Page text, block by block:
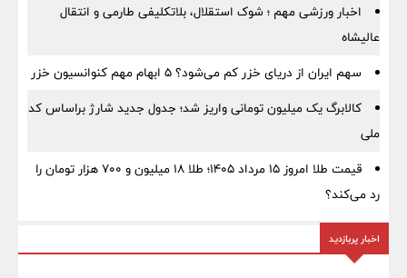
اخبار ورزشی مهم ؛ شوک استقلال، بلاتکلیفی طارمی و انتقال
عالیشاه
سهم ایران از دریای خزر کم می‌شود؟ ۵ ابهام مهم کنوانسیون خزر
کالابرگ یک میلیون تومانی واریز شد؛ جدول جدید شارژ براساس کد
ملی
قیمت طلا امروز ۱۵ مرداد ۱۴۰۵؛ طلا ۱۸ میلیون و ۷۰۰ هزار تومان را
رد می‌کند؟
اخبار پربازدید